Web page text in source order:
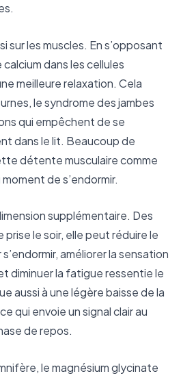
sur les muscles. En s’opposant
dans les cellules
meilleure relaxation. Cela
le syndrome des jambes
qui empêchent de se
dans le lit. Beaucoup de
détente musculaire comme
de s’endormir.
supplémentaire. Des
le soir, elle peut réduire le
améliorer la sensation
diminuer la fatigue ressentie le
aussi à une légère baisse de la
qui envoie un signal clair au
de repos.
le magnésium glycinate